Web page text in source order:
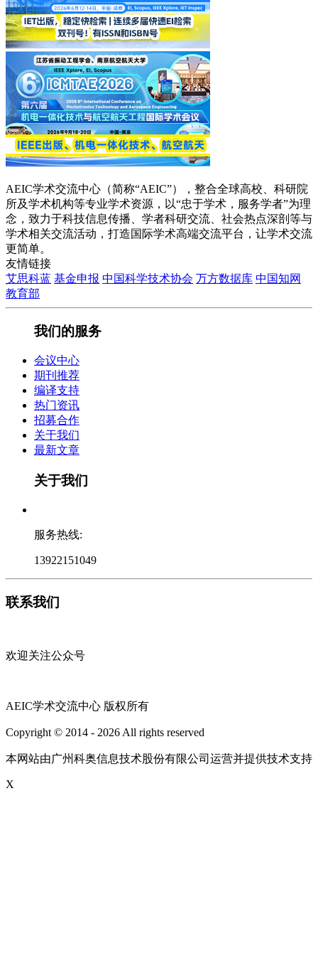
AEIC学术交流中心（简称“AEIC”），整合全球高校、科研院
所及学术机构等专业学术资源，以“忠于学术，服务学者”为理
念，致力于科技信息传播、学者科研交流、社会热点深剖等与
学术相关交流活动，打造国际学术高端交流平台，让学术交流
更简单。
友情链接
艾思科蓝 基金申报 中国科学技术协会 万方数据库 中国知网
教育部
我们的服务
会议中心
期刊推荐
编译支持
热门资讯
招募合作
关于我们
最新文章
关于我们
服务热线:
13922151049
联系我们
欢迎关注公众号
AEIC学术交流中心 版权所有
Copyright © 2014 - 2026 All rights reserved
本网站由广州科奥信息技术股份有限公司运营并提供技术支持
X